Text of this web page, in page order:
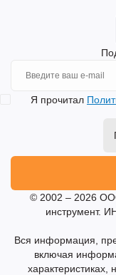
Я прочитал
© 2002 – 2026
инструмент.
Вся информация,
включая
характеристиках,